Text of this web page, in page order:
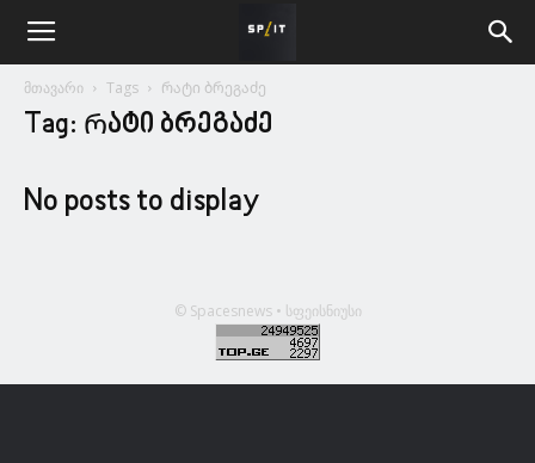
მთავარი Tags Რატი ბრეგაძე
Tag: Რატი ბრეგაძე
No posts to display
© Spacesnews • სფეისნიუსი